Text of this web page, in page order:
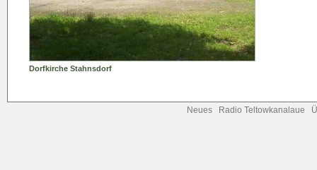
Dorfkirche Stahnsdorf
Neues Radio Teltowkanalaue